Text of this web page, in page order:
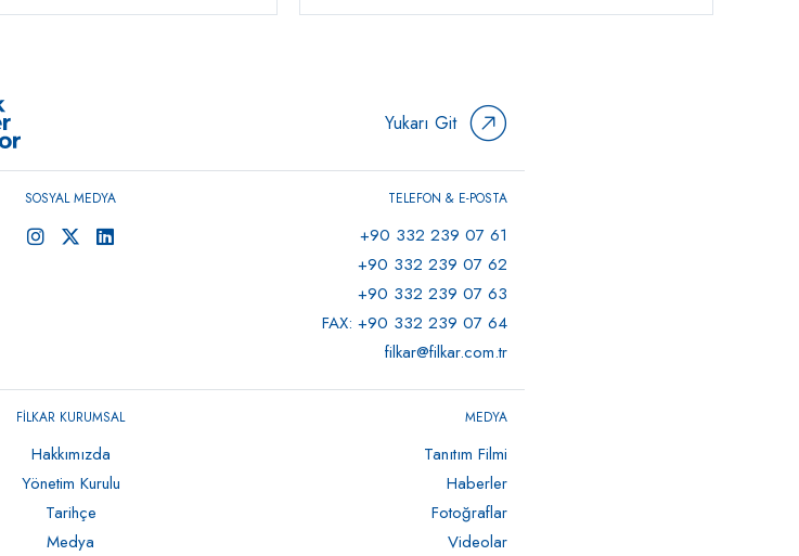
Yukarı Git
SOSYAL MEDYA TELEFON & E-POSTA
+90 332 239 07 61
+90 332 239 07 62
+90 332 239 07 63
FAX: +90 332 239 07 64
filkar@filkar.com.tr
FİLKAR KURUMSAL
Hakkımızda
Yönetim Kurulu
Tarihçe
Medya
MEDYA
Tanıtım Filmi
Haberler
Fotoğraflar
Videolar